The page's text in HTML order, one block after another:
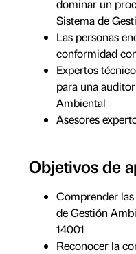
dominar un
Sistema de
Las personas
conformidad
Expertos
para una
Ambiental
Asesores
Objetivos de
Comprender
de Gestión
14001
Reconocer la